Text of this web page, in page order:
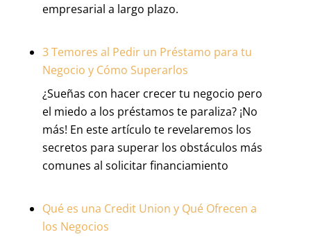
empresarial a largo plazo.
3 Temores al Pedir un Préstamo para tu
Negocio y Cómo Superarlos
¿Sueñas con hacer crecer tu negocio pero
el miedo a los préstamos te paraliza? ¡No
más! En este artículo te revelaremos los
secretos para superar los obstáculos más
comunes al solicitar financiamiento
Qué es una Credit Union y Qué Ofrecen a
los Negocios